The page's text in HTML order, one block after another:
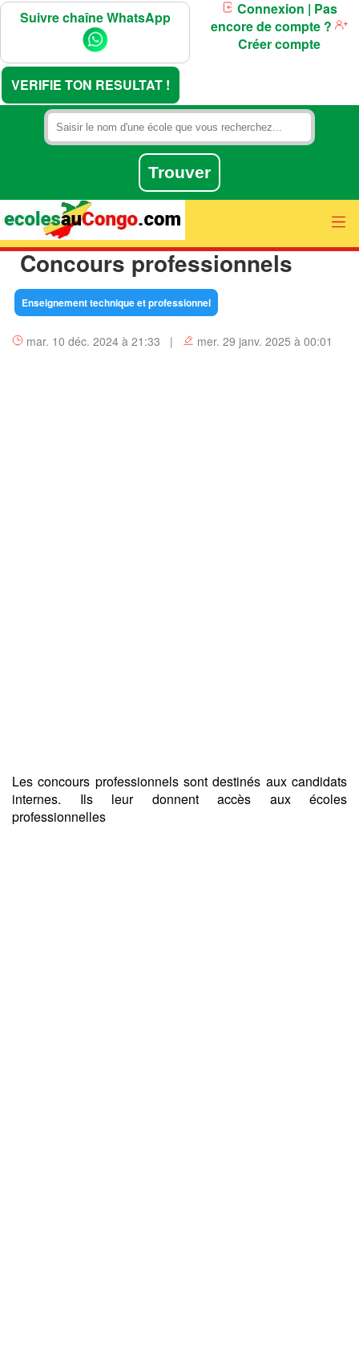
Suivre chaîne WhatsApp
VERIFIE TON RESULTAT !
Connexion | Pas
encore de compte ?
Créer compte
Concours professionnels
Enseignement technique et professionnel
mar. 10 déc. 2024 à 21:33 | mer. 29 janv. 2025 à 00:01
Les concours professionnels sont destinés aux candidats
internes. Ils leur donnent accès aux écoles
professionnelles